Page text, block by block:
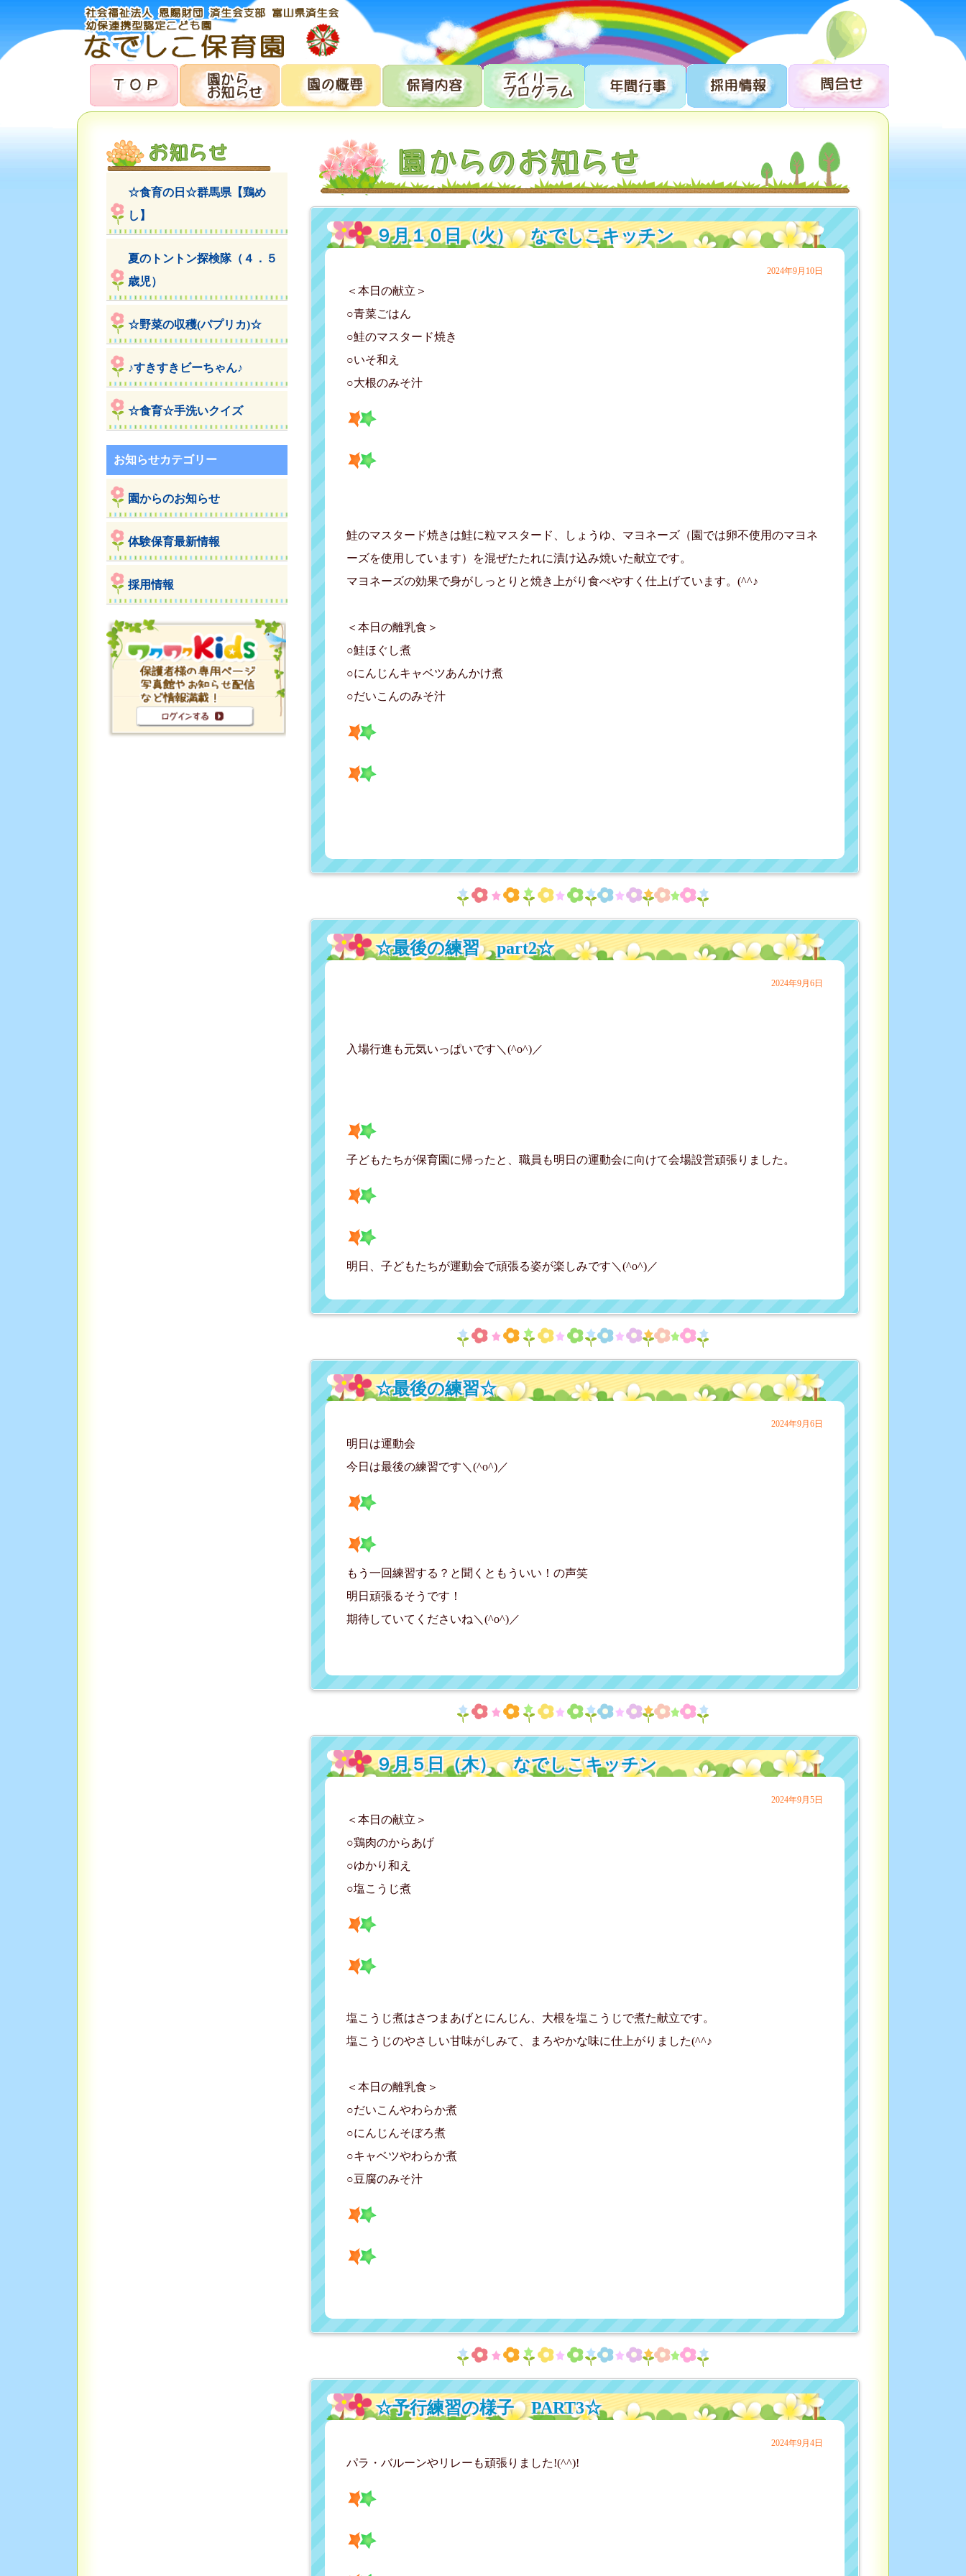
９月１０日（火） なでしこキッチン
2024年9月10日
＜本日の献立＞
○青菜ごはん
○鮭のマスタード焼き
○いそ和え
○大根のみそ汁
鮭のマスタード焼きは鮭に粒マスタード、しょうゆ、マヨネーズ（園では卵不使用のマヨネ
ーズを使用しています）を混ぜたたれに漬け込み焼いた献立です。
マヨネーズの効果で身がしっとりと焼き上がり食べやすく仕上げています。(^^♪
＜本日の離乳食＞
○鮭ほぐし煮
○にんじんキャベツあんかけ煮
○だいこんのみそ汁
☆最後の練習 part2☆
2024年9月6日
入場行進も元気いっぱいです＼(^o^)／
子どもたちが保育園に帰ったと、職員も明日の運動会に向けて会場設営頑張りました。
明日、子どもたちが運動会で頑張る姿が楽しみです＼(^o^)／
☆最後の練習☆
2024年9月6日
明日は運動会
今日は最後の練習です＼(^o^)／
もう一回練習する？と聞くともういい！の声笑
明日頑張るそうです！
期待していてくださいね＼(^o^)／
９月５日（木） なでしこキッチン
2024年9月5日
＜本日の献立＞
○鶏肉のからあげ
○ゆかり和え
○塩こうじ煮
塩こうじ煮はさつまあげとにんじん、大根を塩こうじで煮た献立です。
塩こうじのやさしい甘味がしみて、まろやかな味に仕上がりました(^^♪
＜本日の離乳食＞
○だいこんやわらか煮
○にんじんそぼろ煮
○キャベツやわらか煮
○豆腐のみそ汁
☆予行練習の様子 PART3☆
2024年9月4日
パラ・バルーンやリレーも頑張りました!(^^)!
☆食育の日☆群馬県【鶏め
し】
夏のトントン探検隊（４．５
歳児）
☆野菜の収穫(パプリカ)☆
♪すきすきビーちゃん♪
☆食育☆手洗いクイズ
お知らせカテゴリー
園からのお知らせ
体験保育最新情報
採用情報